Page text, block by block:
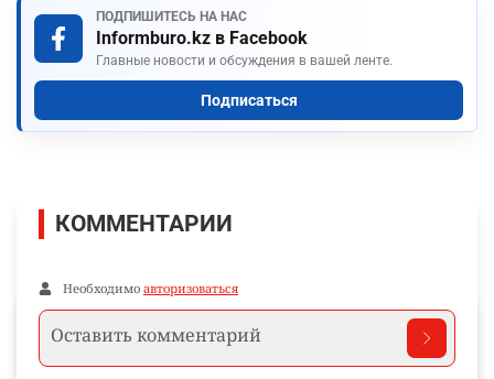
ПОДПИШИТЕСЬ НА НАС
Informburo.kz в Facebook
Главные новости и обсуждения в вашей ленте.
Подписаться
КОММЕНТАРИИ
Необходимо авторизоваться